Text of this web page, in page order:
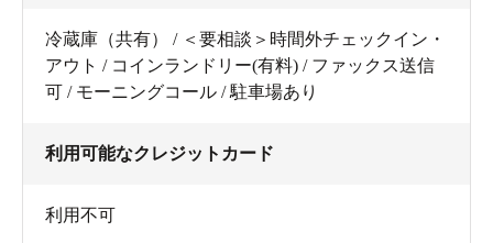
冷蔵庫（共有） / ＜要相談＞時間外チェックイン・
アウト / コインランドリー(有料) / ファックス送信
可 / モーニングコール / 駐車場あり
利用可能なクレジットカード
利用不可